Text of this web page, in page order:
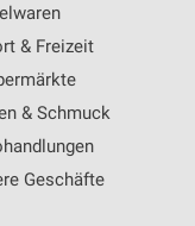
& Freizeit
& Schmuck
Geschäfte